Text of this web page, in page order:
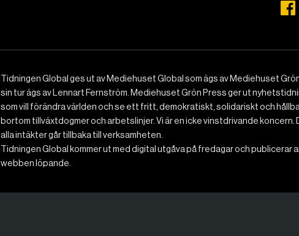
Tidningen Global ges ut av Mediehuset Global som ägs av Mediehuset
sin tur ägs av Lennart Fernström. Mediehuset Grön Press ger ut
som vill förändra världen och se ett fritt, demokratiskt, solidariskt och
bortom tillväxtdogmer och arbetslinjer. Vi är en icke vinstdrivande koncern.
alla intäkter går tillbaka till verksamheten.
Tidningen Global kommer ut med digital utgåva på fredagar och publicerar
webben löpande.